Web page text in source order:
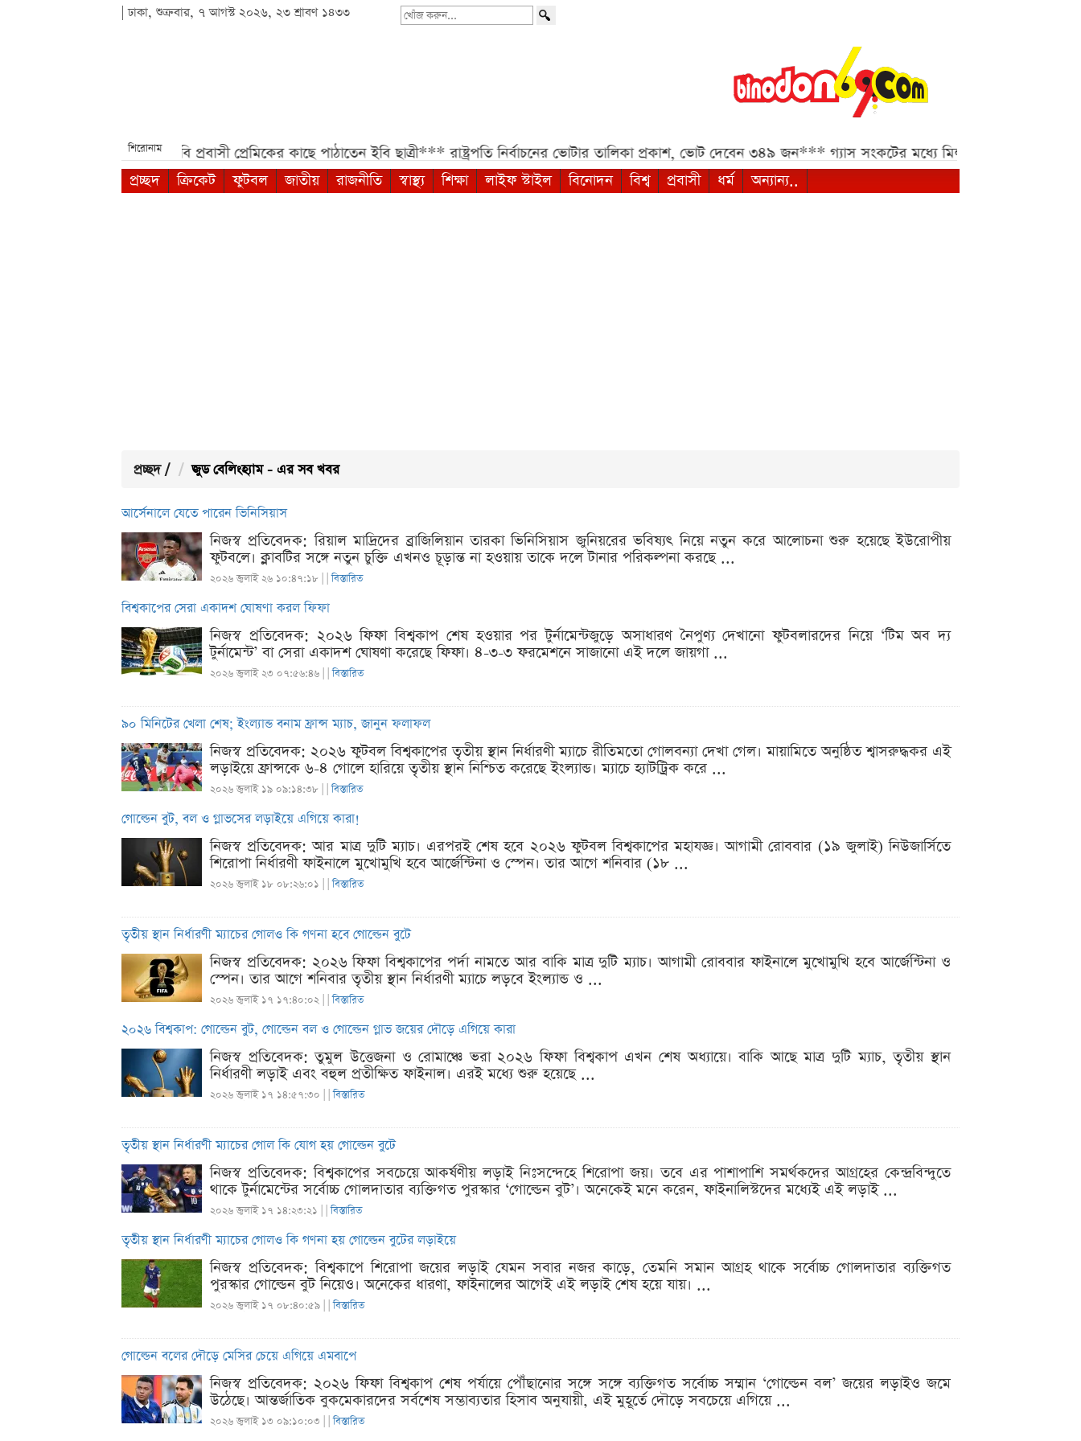
| ঢাকা, শুক্রবার, ৭ আগস্ট ২০২৬, ২৩ শ্রাবণ ১৪৩৩
খোঁজ
শিরোনাম
সহপাঠীদের ব্যক্তিগত ছবি প্রবাসী প্রেমিকের কাছে পাঠাতেন ইবি ছাত্রী*** রাষ্ট্রপতি নির্বাচনের ভোটার তালিকা প্রকাশ, ভোট দেবেন ৩৪৯ জন*** গ্যাস সংকটের মধ্যে মিলল স্বস্তির খবর***
প্রচ্ছদ
ক্রিকেট ফুটবল জাতীয় রাজনীতি স্বাস্থ্য শিক্ষা লাইফ স্টাইল বিনোদন বিশ্ব প্রবাসী ধর্ম অন্যান্য..
প্রচ্ছদ / জুড বেলিংহ্যাম - এর সব খবর
আর্সেনালে যেতে পারেন ভিনিসিয়াস
নিজস্ব প্রতিবেদক: রিয়াল মাদ্রিদের ব্রাজিলিয়ান তারকা ভিনিসিয়াস জুনিয়রের ভবিষ্যৎ নিয়ে নতুন করে আলোচনা শুরু হয়েছে ইউরোপীয়
ফুটবলে। ক্লাবটির সঙ্গে নতুন চুক্তি এখনও চূড়ান্ত না হওয়ায় তাকে দলে টানার পরিকল্পনা করছে ...
২০২৬ জুলাই ২৬ ১০:৪৭:১৮ | |বিস্তারিত
বিশ্বকাপের সেরা একাদশ ঘোষণা করল ফিফা
নিজস্ব প্রতিবেদক: ২০২৬ ফিফা বিশ্বকাপ শেষ হওয়ার পর টুর্নামেন্টজুড়ে অসাধারণ নৈপুণ্য দেখানো ফুটবলারদের নিয়ে ‘টিম অব দ্য
টুর্নামেন্ট’ বা সেরা একাদশ ঘোষণা করেছে ফিফা। ৪-৩-৩ ফরমেশনে সাজানো এই দলে জায়গা ...
২০২৬ জুলাই ২৩ ০৭:৫৬:৪৬ | |বিস্তারিত
৯০ মিনিটের খেলা শেষ; ইংল্যান্ড বনাম ফ্রান্স ম্যাচ, জানুন ফলাফল
নিজস্ব প্রতিবেদক: ২০২৬ ফুটবল বিশ্বকাপের তৃতীয় স্থান নির্ধারণী ম্যাচে রীতিমতো গোলবন্যা দেখা গেল। মায়ামিতে অনুষ্ঠিত শ্বাসরুদ্ধকর এই
লড়াইয়ে ফ্রান্সকে ৬-৪ গোলে হারিয়ে তৃতীয় স্থান নিশ্চিত করেছে ইংল্যান্ড। ম্যাচে হ্যাটট্রিক করে ...
২০২৬ জুলাই ১৯ ০৯:১৪:৩৮ | |বিস্তারিত
গোল্ডেন বুট, বল ও গ্লাভসের লড়াইয়ে এগিয়ে কারা!
নিজস্ব প্রতিবেদক: আর মাত্র দুটি ম্যাচ। এরপরই শেষ হবে ২০২৬ ফুটবল বিশ্বকাপের মহাযজ্ঞ। আগামী রোববার (১৯ জুলাই) নিউজার্সিতে
শিরোপা নির্ধারণী ফাইনালে মুখোমুখি হবে আর্জেন্টিনা ও স্পেন। তার আগে শনিবার (১৮ ...
২০২৬ জুলাই ১৮ ০৮:২৬:০১ | |বিস্তারিত
তৃতীয় স্থান নির্ধারণী ম্যাচের গোলও কি গণনা হবে গোল্ডেন বুটে
নিজস্ব প্রতিবেদক: ২০২৬ ফিফা বিশ্বকাপের পর্দা নামতে আর বাকি মাত্র দুটি ম্যাচ। আগামী রোববার ফাইনালে মুখোমুখি হবে আর্জেন্টিনা ও
স্পেন। তার আগে শনিবার তৃতীয় স্থান নির্ধারণী ম্যাচে লড়বে ইংল্যান্ড ও ...
২০২৬ জুলাই ১৭ ১৭:৪০:০২ | |বিস্তারিত
২০২৬ বিশ্বকাপ: গোল্ডেন বুট, গোল্ডেন বল ও গোল্ডেন গ্লাভ জয়ের দৌড়ে এগিয়ে কারা
নিজস্ব প্রতিবেদক: তুমুল উত্তেজনা ও রোমাঞ্চে ভরা ২০২৬ ফিফা বিশ্বকাপ এখন শেষ অধ্যায়ে। বাকি আছে মাত্র দুটি ম্যাচ, তৃতীয় স্থান
নির্ধারণী লড়াই এবং বহুল প্রতীক্ষিত ফাইনাল। এরই মধ্যে শুরু হয়েছে ...
২০২৬ জুলাই ১৭ ১৪:৫৭:৩০ | |বিস্তারিত
তৃতীয় স্থান নির্ধারণী ম্যাচের গোল কি যোগ হয় গোল্ডেন বুটে
নিজস্ব প্রতিবেদক: বিশ্বকাপের সবচেয়ে আকর্ষণীয় লড়াই নিঃসন্দেহে শিরোপা জয়। তবে এর পাশাপাশি সমর্থকদের আগ্রহের কেন্দ্রবিন্দুতে
থাকে টুর্নামেন্টের সর্বোচ্চ গোলদাতার ব্যক্তিগত পুরস্কার ‘গোল্ডেন বুট’। অনেকেই মনে করেন, ফাইনালিস্টদের মধ্যেই এই লড়াই ...
২০২৬ জুলাই ১৭ ১৪:২৩:২১ | |বিস্তারিত
তৃতীয় স্থান নির্ধারণী ম্যাচের গোলও কি গণনা হয় গোল্ডেন বুটের লড়াইয়ে
নিজস্ব প্রতিবেদক: বিশ্বকাপে শিরোপা জয়ের লড়াই যেমন সবার নজর কাড়ে, তেমনি সমান আগ্রহ থাকে সর্বোচ্চ গোলদাতার ব্যক্তিগত
পুরস্কার গোল্ডেন বুট নিয়েও। অনেকের ধারণা, ফাইনালের আগেই এই লড়াই শেষ হয়ে যায়। ...
২০২৬ জুলাই ১৭ ০৮:৪০:৫৯ | |বিস্তারিত
গোল্ডেন বলের দৌড়ে মেসির চেয়ে এগিয়ে এমবাপে
নিজস্ব প্রতিবেদক: ২০২৬ ফিফা বিশ্বকাপ শেষ পর্যায়ে পৌঁছানোর সঙ্গে সঙ্গে ব্যক্তিগত সর্বোচ্চ সম্মান ‘গোল্ডেন বল’ জয়ের লড়াইও জমে
উঠেছে। আন্তর্জাতিক বুকমেকারদের সর্বশেষ সম্ভাব্যতার হিসাব অনুযায়ী, এই মুহূর্তে দৌড়ে সবচেয়ে এগিয়ে ...
২০২৬ জুলাই ১৩ ০৯:১০:০৩ | |বিস্তারিত